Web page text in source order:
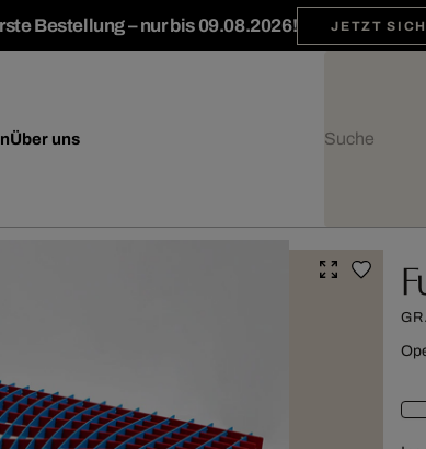
Bestellung – nur bis 09.08.2026! JETZT
Über uns